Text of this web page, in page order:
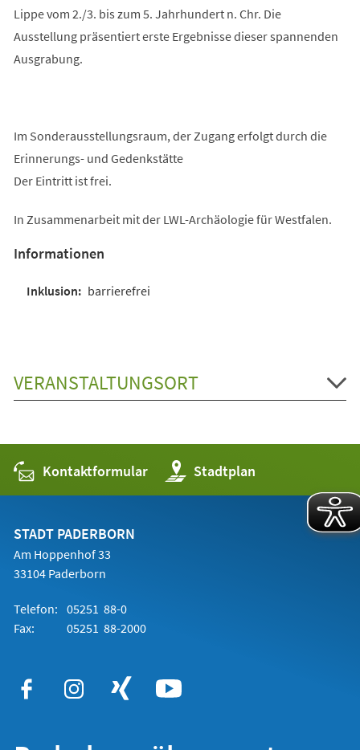
Lippe vom 2./3. bis zum 5. Jahrhundert n. Chr. Die
Ausstellung präsentiert erste Ergebnisse dieser spannenden
Ausgrabung.
Im Sonderausstellungsraum, der Zugang erfolgt durch die
Erinnerungs- und Gedenkstätte
Der Eintritt ist frei.
In Zusammenarbeit mit der LWL-Archäologie für Westfalen.
Informationen
barrierefrei
VERANSTALTUNGSORT
Kontaktformular Stadtplan
(Öffnet
in
einem
STADT PADERBORN
Am Hoppenhof 33
33104 Paderborn
Telefon: 05251 88-0
Fax:
05251 88-2000